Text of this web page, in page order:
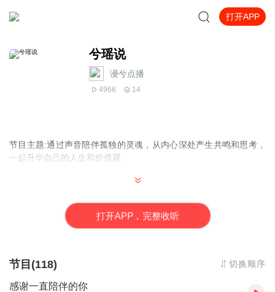
打开APP
兮瑶说
谩兮点播
4966 14
节目主题:通过声音陪伴孤独的灵魂，从内心深处产生共鸣和思考，
一起升华自己的人生和价值观
打开APP，完整收听
节目(118) 切换顺序
感谢一直陪伴的你